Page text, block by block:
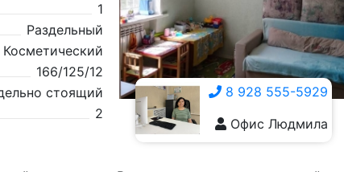
1
Раздельный
Косметический
166/125/12
стоящий
2
8 928 555-5929
Офис Людмила
8 928 555-5929